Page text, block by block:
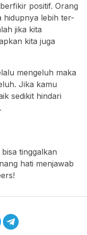
positif. Orang
hidupnya lebih ter-
jika kita
kita juga
mengeluh maka
Jika kamu
sedikit hindari
tinggalkan
hati menjawab